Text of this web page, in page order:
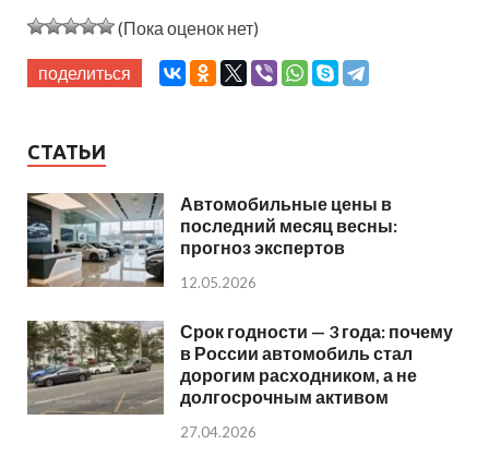
(Пока оценок нет)
поделиться
СТАТЬИ
Автомобильные цены в
последний месяц весны:
прогноз экспертов
12.05.2026
Срок годности — 3 года: почему
в России автомобиль стал
дорогим расходником, а не
долгосрочным активом
27.04.2026